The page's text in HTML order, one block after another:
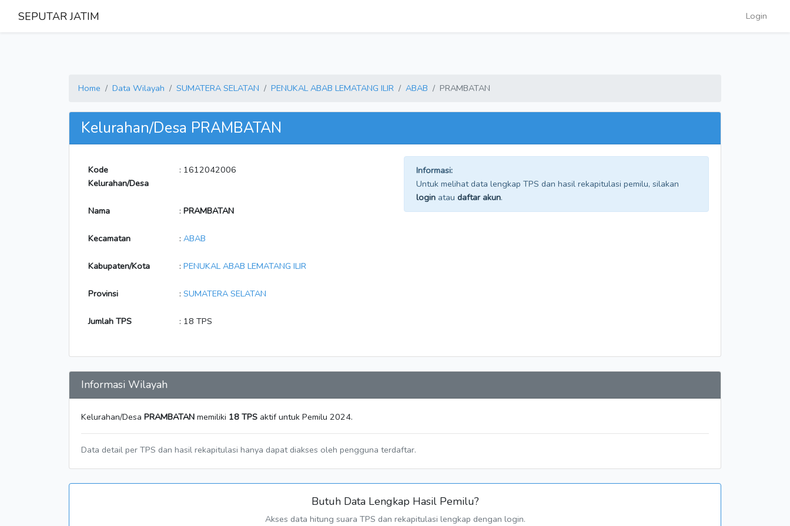
SEPUTAR JATIM Login
Home Data Wilayah SUMATERA SELATAN PENUKAL ABAB LEMATANG ILIR ABAB PRAMBATAN
Kelurahan/Desa PRAMBATAN
Kode
Kelurahan/Desa
: 1612042006
Nama : PRAMBATAN
Kecamatan : ABAB
Kabupaten/Kota : PENUKAL ABAB LEMATANG ILIR
Provinsi : SUMATERA SELATAN
Jumlah TPS : 18 TPS
Informasi:
Untuk melihat data lengkap TPS dan hasil rekapitulasi pemilu, silakan
login atau daftar akun.
Informasi Wilayah
Kelurahan/Desa PRAMBATAN memiliki 18 TPS aktif untuk Pemilu 2024.
Data detail per TPS dan hasil rekapitulasi hanya dapat diakses oleh pengguna terdaftar.
Butuh Data Lengkap Hasil Pemilu?
Akses data hitung suara TPS dan rekapitulasi lengkap dengan login.